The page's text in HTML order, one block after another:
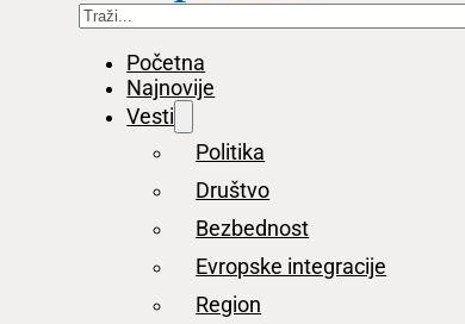
Pretraga
Početna
Najnovije
Vesti
Politika
Društvo
Bezbednost
Evropske integracije
Region